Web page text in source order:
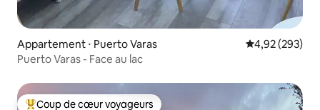
Appartement ⋅ Puerto Varas Évaluation
4,92 (293)
Puerto Varas - Face au lac
Coup de cœur voyageurs